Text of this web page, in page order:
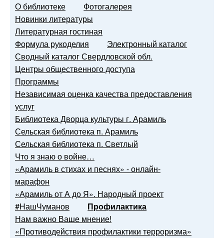
О библиотеке
Фотогалерея
Новинки литературы
Литературная гостиная
Формула рукоделия
Электронный каталог
Сводный каталог Свердловской обл.
Центры общественного доступа
Программы
Независимая оценка качества предоставления
услуг
Библиотека Дворца культуры г. Арамиль
Сельская библиотека п. Арамиль
Сельская библиотека п. Светлый
Что я знаю о войне…
«Арамиль в стихах и песнях» - онлайн-
марафон
«Арамиль от А до Я». Народный проект
#НашЧуманов
Профилактика
Нам важно Ваше мнение!
«Противодействия профилактики терроризма»